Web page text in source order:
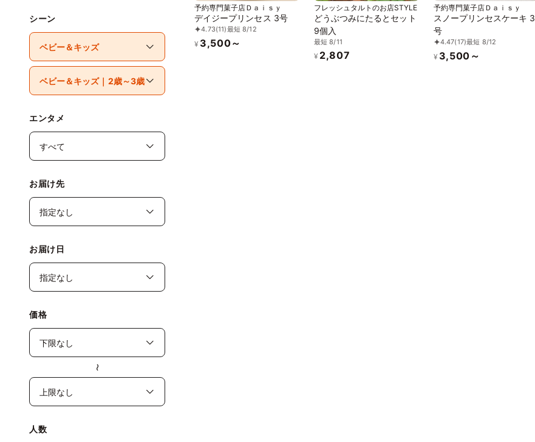
シーン
エンタメ
お届け先
お届け日
価格
〜
人数
予約専門菓子店Ｄａｉｓｙ
デイジープリンセス 3号
4.73(11)最短 8/12
¥ 3,500～
フレッシュタルトのお店STYLE
どうぶつみにたるとセット
9個入
最短 8/11
¥ 2,807
予約専門菓子店Ｄａｉｓｙ
スノープリンセスケーキ 3
号
4.47(17)最短 8/12
¥ 3,500～